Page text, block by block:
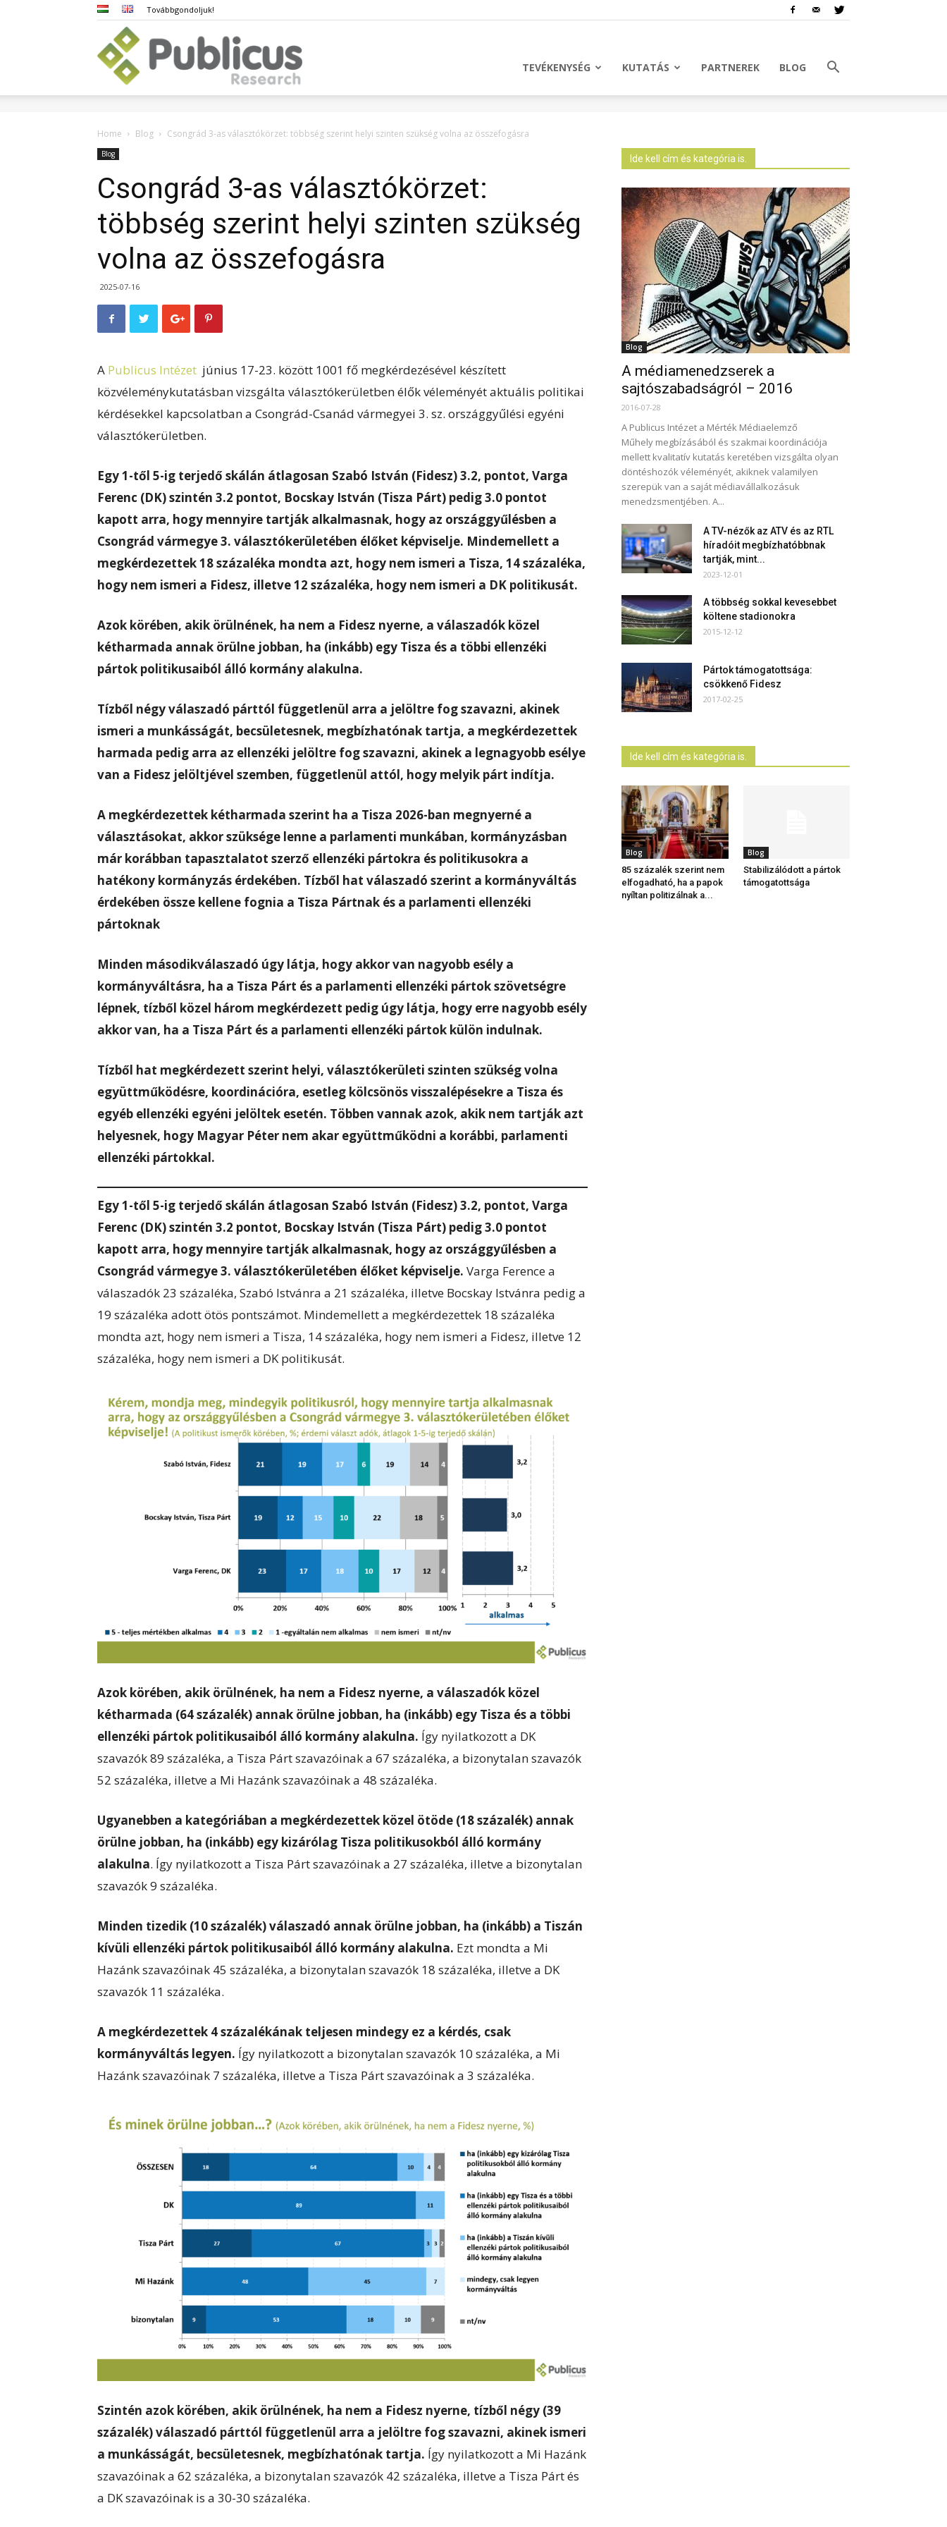
Továbbgondoljuk!
Publicus
TEVÉKENYSÉG KUTATÁS PARTNEREK BLOG
Home Blog Csongrád 3-as választókörzet: többség szerint helyi szinten szükség volna az összefogásra
Blog
Csongrád 3-as választókörzet:
többség szerint helyi szinten szükség
volna az összefogásra
2025-07-16
A Publicus Intézet június 17-23. között 1001 fő megkérdezésével készített
közvéleménykutatásban vizsgálta választókerületben élők véleményét aktuális politikai
kérdésekkel kapcsolatban a Csongrád-Csanád vármegyei 3. sz. országgyűlési egyéni
választókerületben.
Egy 1-től 5-ig terjedő skálán átlagosan Szabó István (Fidesz) 3.2, pontot, Varga
Ferenc (DK) szintén 3.2 pontot, Bocskay István (Tisza Párt) pedig 3.0 pontot
kapott arra, hogy mennyire tartják alkalmasnak, hogy az országgyűlésben a
Csongrád vármegye 3. választókerületében élőket képviselje. Mindemellett a
megkérdezettek 18 százaléka mondta azt, hogy nem ismeri a Tisza, 14 százaléka,
hogy nem ismeri a Fidesz, illetve 12 százaléka, hogy nem ismeri a DK politikusát.
Azok körében, akik örülnének, ha nem a Fidesz nyerne, a válaszadók közel
kétharmada annak örülne jobban, ha (inkább) egy Tisza és a többi ellenzéki
pártok politikusaiból álló kormány alakulna.
Tízből négy válaszadó párttól függetlenül arra a jelöltre fog szavazni, akinek
ismeri a munkásságát, becsületesnek, megbízhatónak tartja, a megkérdezettek
harmada pedig arra az ellenzéki jelöltre fog szavazni, akinek a legnagyobb esélye
van a Fidesz jelöltjével szemben, függetlenül attól, hogy melyik párt indítja.
A megkérdezettek kétharmada szerint ha a Tisza 2026-ban megnyerné a
választásokat, akkor szüksége lenne a parlamenti munkában, kormányzásban
már korábban tapasztalatot szerző ellenzéki pártokra és politikusokra a
hatékony kormányzás érdekében. Tízből hat válaszadó szerint a kormányváltás
érdekében össze kellene fognia a Tisza Pártnak és a parlamenti ellenzéki
pártoknak
Minden másodikválaszadó úgy látja, hogy akkor van nagyobb esély a
kormányváltásra, ha a Tisza Párt és a parlamenti ellenzéki pártok szövetségre
lépnek, tízből közel három megkérdezett pedig úgy látja, hogy erre nagyobb esély
akkor van, ha a Tisza Párt és a parlamenti ellenzéki pártok külön indulnak.
Tízből hat megkérdezett szerint helyi, választókerületi szinten szükség volna
együttműködésre, koordinációra, esetleg kölcsönös visszalépésekre a Tisza és
egyéb ellenzéki egyéni jelöltek esetén. Többen vannak azok, akik nem tartják azt
helyesnek, hogy Magyar Péter nem akar együttműködni a korábbi, parlamenti
ellenzéki pártokkal.
Egy 1-től 5-ig terjedő skálán átlagosan Szabó István (Fidesz) 3.2, pontot, Varga
Ferenc (DK) szintén 3.2 pontot, Bocskay István (Tisza Párt) pedig 3.0 pontot
kapott arra, hogy mennyire tartják alkalmasnak, hogy az országgyűlésben a
Csongrád vármegye 3. választókerületében élőket képviselje. Varga Ference a
válaszadók 23 százaléka, Szabó Istvánra a 21 százaléka, illetve Bocskay Istvánra pedig a
19 százaléka adott ötös pontszámot. Mindemellett a megkérdezettek 18 százaléka
mondta azt, hogy nem ismeri a Tisza, 14 százaléka, hogy nem ismeri a Fidesz, illetve 12
százaléka, hogy nem ismeri a DK politikusát.
Azok körében, akik örülnének, ha nem a Fidesz nyerne, a válaszadók közel
kétharmada (64 százalék) annak örülne jobban, ha (inkább) egy Tisza és a többi
ellenzéki pártok politikusaiból álló kormány alakulna. Így nyilatkozott a DK
szavazók 89 százaléka, a Tisza Párt szavazóinak a 67 százaléka, a bizonytalan szavazók
52 százaléka, illetve a Mi Hazánk szavazóinak a 48 százaléka.
Ugyanebben a kategóriában a megkérdezettek közel ötöde (18 százalék) annak
örülne jobban, ha (inkább) egy kizárólag Tisza politikusokból álló kormány
alakulna. Így nyilatkozott a Tisza Párt szavazóinak a 27 százaléka, illetve a bizonytalan
szavazók 9 százaléka.
Minden tizedik (10 százalék) válaszadó annak örülne jobban, ha (inkább) a Tiszán
kívüli ellenzéki pártok politikusaiból álló kormány alakulna. Ezt mondta a Mi
Hazánk szavazóinak 45 százaléka, a bizonytalan szavazók 18 százaléka, illetve a DK
szavazók 11 százaléka.
A megkérdezettek 4 százalékának teljesen mindegy ez a kérdés, csak
kormányváltás legyen. Így nyilatkozott a bizonytalan szavazók 10 százaléka, a Mi
Hazánk szavazóinak 7 százaléka, illetve a Tisza Párt szavazóinak a 3 százaléka.
Szintén azok körében, akik örülnének, ha nem a Fidesz nyerne, tízből négy (39
százalék) válaszadó párttól függetlenül arra a jelöltre fog szavazni, akinek ismeri
a munkásságát, becsületesnek, megbízhatónak tartja. Így nyilatkozott a Mi Hazánk
szavazóinak a 62 százaléka, a bizonytalan szavazók 42 százaléka, illetve a Tisza Párt és
a DK szavazóinak is a 30-30 százaléka.
Ide kell cím és kategória is.
Blog
A médiamenedzserek a
sajtószabadságról – 2016
2016-07-28
A Publicus Intézet a Mérték Médiaelemző
Műhely megbízásából és szakmai koordinációja
mellett kvalitatív kutatás keretében vizsgálta olyan
döntéshozók véleményét, akiknek valamilyen
szerepük van a saját médiavállalkozásuk
menedzsmentjében. A...
A TV-nézők az ATV és az RTL
híradóit megbízhatóbbnak
tartják, mint...
2023-12-01
A többség sokkal kevesebbet
költene stadionokra
2015-12-12
Pártok támogatottsága:
csökkenő Fidesz
2017-02-25
Ide kell cím és kategória is.
Blog
85 százalék szerint nem
elfogadható, ha a papok
nyíltan politizálnak a...
Blog
Stabilizálódott a pártok
támogatottsága